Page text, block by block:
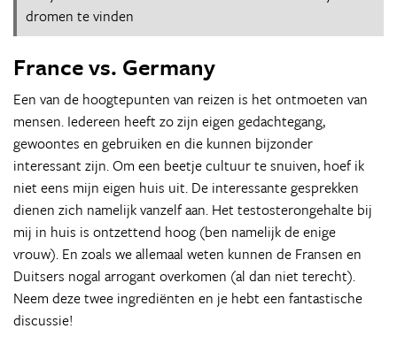
dromen te vinden
France vs. Germany
Een van de hoogtepunten van reizen is het ontmoeten van
mensen. Iedereen heeft zo zijn eigen gedachtegang,
gewoontes en gebruiken en die kunnen bijzonder
interessant zijn. Om een beetje cultuur te snuiven, hoef ik
niet eens mijn eigen huis uit. De interessante gesprekken
dienen zich namelijk vanzelf aan. Het testosterongehalte bij
mij in huis is ontzettend hoog (ben namelijk de enige
vrouw). En zoals we allemaal weten kunnen de Fransen en
Duitsers nogal arrogant overkomen (al dan niet terecht).
Neem deze twee ingrediënten en je hebt een fantastische
discussie!